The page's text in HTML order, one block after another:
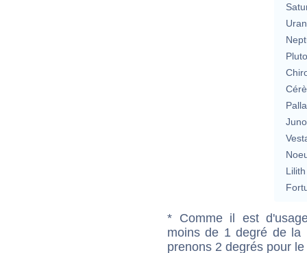
Lilith
* Comme il est
moins de 1 degré de la
prenons 2 degrés pour